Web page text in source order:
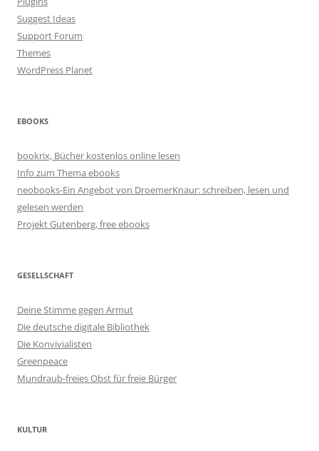
Suggest Ideas
Support Forum
Themes
WordPress Planet
EBOOKS
bookrix, Bücher kostenlos online lesen
Info zum Thema ebooks
neobooks-Ein Angebot von DroemerKnaur: schreiben, lesen und
gelesen werden
Projekt Gutenberg, free ebooks
GESELLSCHAFT
Deine Stimme gegen Armut
Die deutsche digitale Bibliothek
Die Konvivialisten
Greenpeace
Mundraub-freies Obst für freie Bürger
KULTUR